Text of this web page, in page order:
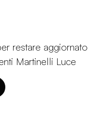
restare aggiornato
Martinelli Luce